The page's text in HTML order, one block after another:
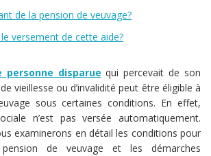
de la pension de veuvage?
versement de cette aide?
personne disparue qui percevait de son
vieillesse ou d’invalidité peut être éligible à
sous certaines conditions. En effet,
n’est pas versée automatiquement.
examinerons en détail les conditions pour
de veuvage et les démarches